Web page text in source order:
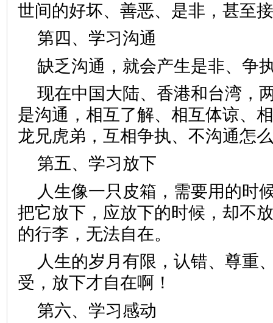
世间的好坏、善恶、是非，甚至
第四、学习沟通
缺乏沟通，就会产生是非、争
现在中国大陆、香港和台湾，
是沟通，相互了解、相互体谅、
龙兄虎弟，互相争执、不沟通怎
第五、学习放下
人生像一只皮箱，需要用的时
把它放下，应放下的时候，却不
的行李，无法自在。
人生的岁月有限，认错、尊重
受，放下才自在啊！
第六、学习感动